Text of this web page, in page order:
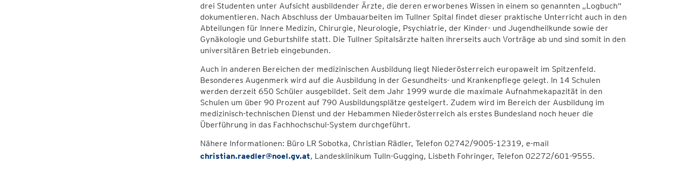
drei Studenten unter Aufsicht ausbildender Ärzte, die deren erworbenes Wissen in einem so genannten „Logbuch“
dokumentieren. Nach Abschluss der Umbauarbeiten im Tullner Spital findet dieser praktische Unterricht auch in den
Abteilungen für Innere Medizin, Chirurgie, Neurologie, Psychiatrie, der Kinder- und Jugendheilkunde sowie der
Gynäkologie und Geburtshilfe statt. Die Tullner Spitalsärzte halten ihrerseits auch Vorträge ab und sind somit in den
universitären Betrieb eingebunden.
Auch in anderen Bereichen der medizinischen Ausbildung liegt Niederösterreich europaweit im Spitzenfeld.
Besonderes Augenmerk wird auf die Ausbildung in der Gesundheits- und Krankenpflege gelegt. In 14 Schulen
werden derzeit 650 Schüler ausgebildet. Seit dem Jahr 1999 wurde die maximale Aufnahmekapazität in den
Schulen um über 90 Prozent auf 790 Ausbildungsplätze gesteigert. Zudem wird im Bereich der Ausbildung im
medizinisch-technischen Dienst und der Hebammen Niederösterreich als erstes Bundesland noch heuer die
Überführung in das Fachhochschul-System durchgeführt.
Nähere Informationen: Büro LR Sobotka, Christian Rädler, Telefon 02742/9005-12319, e-mail
christian.raedler@noel.gv.at, Landesklinikum Tulln-Gugging, Lisbeth Fohringer, Telefon 02272/601-9555.